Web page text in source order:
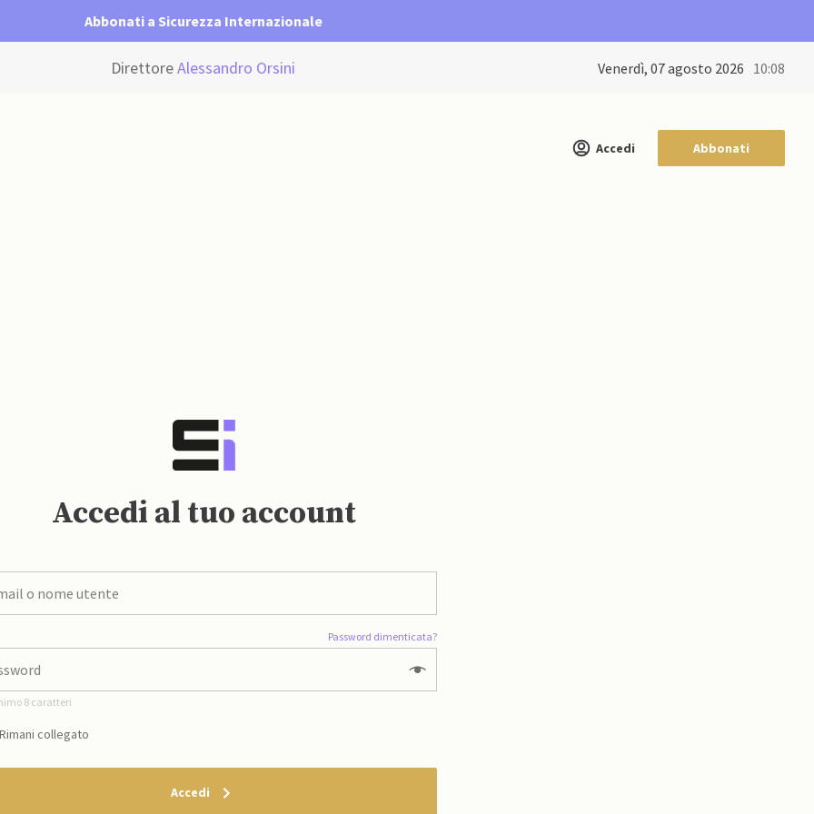
Abbonati a Sicurezza Internazionale
DirettoreAlessandro Orsini venerdì, 07 agosto 2026 10:08
Accedi Abbonati
Accedi al tuo account
Password dimenticata?
8 caratteri
collegato
Accedi